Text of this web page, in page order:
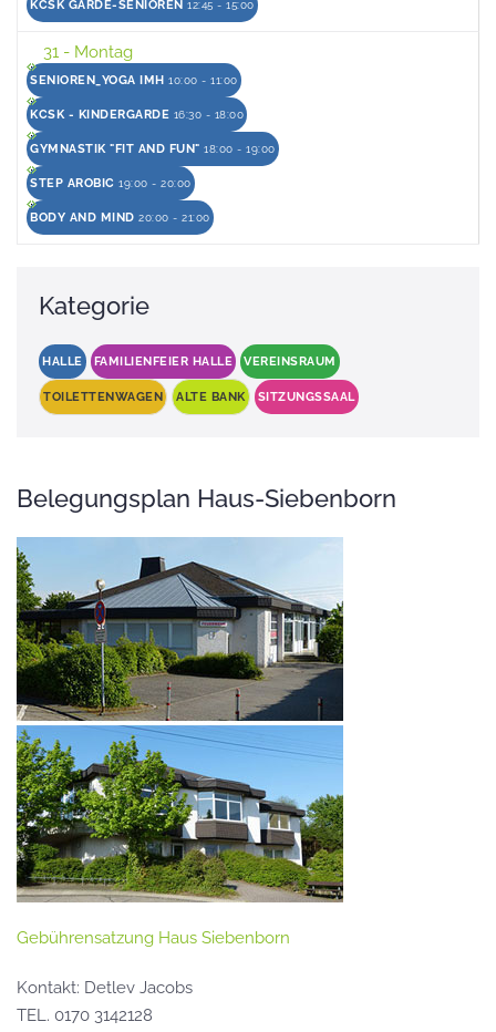
KCSK GARDE-SENIOREN 12:45 - 15:00
31 - Montag
SENIOREN_YOGA IMH 10:00 - 11:00
KCSK - KINDERGARDE 16:30 - 18:00
GYMNASTIK "FIT AND FUN" 18:00 - 19:00
STEP AROBIC 19:00 - 20:00
BODY AND MIND 20:00 - 21:00
Kategorie
HALLE FAMILIENFEIER HALLE VEREINSRAUM
TOILETTENWAGEN ALTE BANK SITZUNGSSAAL
Belegungsplan Haus-Siebenborn
Gebührensatzung Haus Siebenborn
Kontakt: Detlev Jacobs
TEL. 0170 3142128